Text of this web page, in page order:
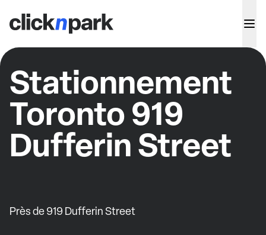
Stationnement
Toronto 919
Dufferin Street
Près de 919 Dufferin Street